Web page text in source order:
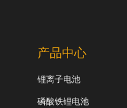
产品中心
锂离子电池
磷酸铁锂电池